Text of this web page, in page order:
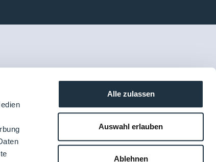
Alle zulassen
Auswahl erlauben
Ablehnen